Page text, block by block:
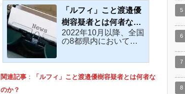
「ルフィ」こと渡邉優
樹容疑者とは何者なの
か？
2022年10月以降、全国
の8都県内において、
「京都、大阪、福岡な
関連記事 ：
「ルフィ」こと渡邉優樹容疑者とは何者な
のか？
5
6
7
8